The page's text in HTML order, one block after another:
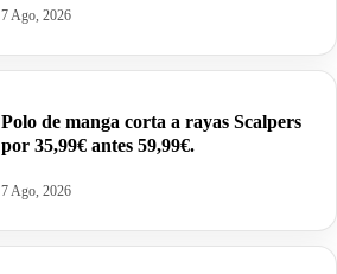
7 Ago, 2026
Polo de manga corta a rayas Scalpers
por 35,99€ antes 59,99€.
7 Ago, 2026